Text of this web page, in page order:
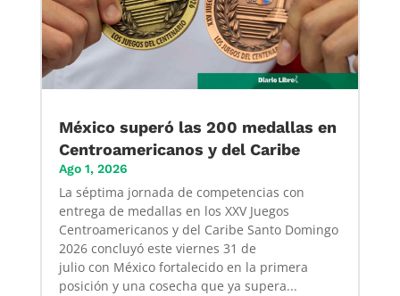
México superó las 200 medallas en
Centroamericanos y del Caribe
Ago 1, 2026
La séptima jornada de competencias con
entrega de medallas en los XXV Juegos
Centroamericanos y del Caribe Santo Domingo
2026 concluyó este viernes 31 de
julio con México fortalecido en la primera
posición y una cosecha que ya supera...